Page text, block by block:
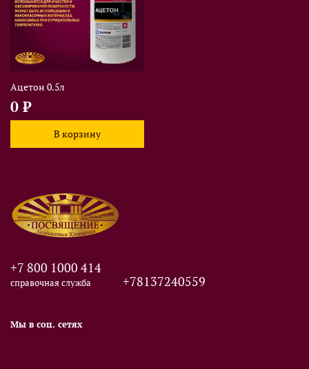
Ацетон 0.5л
0 ₽
В корзину
+7 800 1000 414
справочная служба +78137240559
Мы в соц. сетях